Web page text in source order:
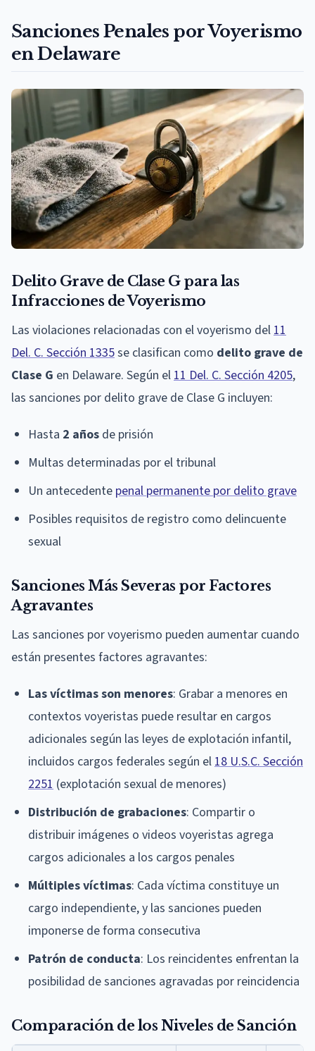
Sanciones Penales por Voyerismo
en Delaware
Delito Grave de Clase G para las
Infracciones de Voyerismo
Las violaciones relacionadas con el voyerismo del 11
Del. C. Sección 1335se clasifican como delito grave de
Clase G en Delaware. Según el 11 Del. C. Sección 4205,
las sanciones por delito grave de Clase G incluyen:
Hasta 2 años de prisión
Multas determinadas por el tribunal
Un antecedente penal permanente por delito grave
Posibles requisitos de registro como delincuente
sexual
Sanciones Más Severas por Factores
Agravantes
Las sanciones por voyerismo pueden aumentar cuando
están presentes factores agravantes:
Las víctimas son menores: Grabar a menores en
contextos voyeristas puede resultar en cargos
adicionales según las leyes de explotación infantil,
incluidos cargos federales según el 18 U.S.C. Sección
2251 (explotación sexual de menores)
Distribución de grabaciones: Compartir o
distribuir imágenes o videos voyeristas agrega
cargos adicionales a los cargos penales
Múltiples víctimas: Cada víctima constituye un
cargo independiente, y las sanciones pueden
imponerse de forma consecutiva
Patrón de conducta: Los reincidentes enfrentan la
posibilidad de sanciones agravadas por reincidencia
Comparación de los Niveles de Sanción